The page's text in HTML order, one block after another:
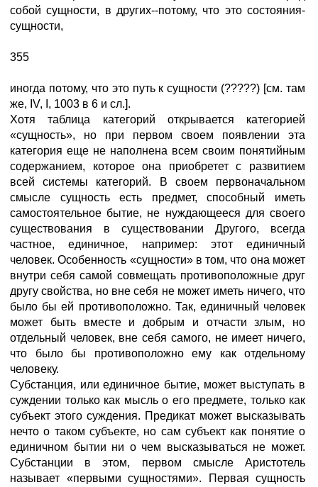
собой сущности, в других--потому, что это состояния-
сущности,
355
иногда потому, что это путь к сущности (?????) [см. там
же, IV, I, 1003 в 6 и сл.].
Хотя таблица категорий открывается категорией
«сущность», но при первом своем появлении эта
категория еще не наполнена всем своим понятийным
содержанием, которое она приобретет с развитием
всей системы категорий. В своем первоначальном
смысле сущность есть предмет, способный иметь
самостоятельное бытие, не нуждающееся для своего
существования в существовании Другого, всегда
частное, единичное, например: этот единичный
человек. Особенность «сущности» в том, что она может
внутри себя самой совмещать противоположные друг
другу свойства, но вне себя не может иметь ничего, что
было бы ей противоположно. Так, единичный человек
может быть вместе и добрым и отчасти злым, но
отдельный человек, вне себя самого, не имеет ничего,
что было бы противоположно ему как отдельному
человеку.
Субстанция, или единичное бытие, может выступать в
суждении только как мысль о его предмете, только как
субъект этого суждения. Предикат может высказывать
нечто о таком субъекте, но сам субъект как понятие о
единичном бытии ни о чем высказываться не может.
Субстанции в этом, первом смысле Аристотель
называет «первыми сущностями». Первая сущность